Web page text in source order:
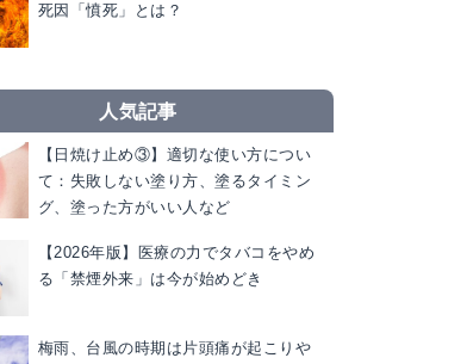
死因「憤死」とは？
人気記事
【日焼け止め③】適切な使い方につい
て：失敗しない塗り方、塗るタイミン
グ、塗った方がいい人など
【2026年版】医療の力でタバコをやめ
る「禁煙外来」は今が始めどき
梅雨、台風の時期は片頭痛が起こりや